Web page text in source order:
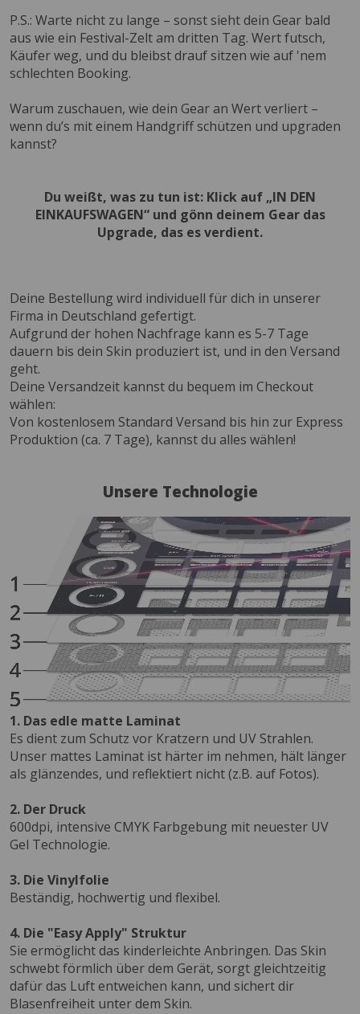
P.S.: Warte nicht zu lange – sonst sieht dein Gear bald
aus wie ein Festival-Zelt am dritten Tag. Wert futsch,
Käufer weg, und du bleibst drauf sitzen wie auf 'nem
schlechten Booking.
Warum zuschauen, wie dein Gear an Wert verliert –
wenn du’s mit einem Handgriff schützen und upgraden
kannst?
Du weißt, was zu tun ist: Klick auf „IN DEN
EINKAUFSWAGEN“ und gönn deinem Gear das
Upgrade, das es verdient.
Deine Bestellung wird individuell für dich in unserer
Firma in Deutschland gefertigt.
Aufgrund der hohen Nachfrage kann es 5-7 Tage
dauern bis dein Skin produziert ist, und in den Versand
geht.
Deine Versandzeit kannst du bequem im Checkout
wählen:
Von kostenlosem Standard Versand bis hin zur Express
Produktion (ca. 7 Tage), kannst du alles wählen!
Unsere Technologie
1. Das edle matte Laminat
Es dient zum Schutz vor Kratzern und UV Strahlen.
Unser mattes Laminat ist härter im nehmen, hält länger
als glänzendes, und reflektiert nicht (z.B. auf Fotos).
2. Der Druck
600dpi, intensive CMYK Farbgebung mit neuester UV
Gel Technologie.
3. Die Vinylfolie
Beständig, hochwertig und flexibel.
4. Die "Easy Apply" Struktur
Sie ermöglicht das kinderleichte Anbringen. Das Skin
schwebt förmlich über dem Gerät, sorgt gleichtzeitig
dafür das Luft entweichen kann, und sichert dir
Blasenfreiheit unter dem Skin.